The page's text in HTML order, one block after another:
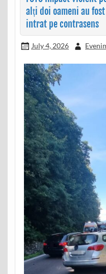
alți doi oameni au
intrat pe contrasens
July 4, 2026